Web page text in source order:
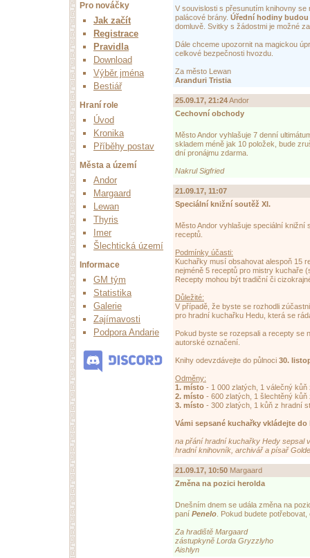
Pro nováčky
Jak začít
Registrace
Pravidla
Download
Výběr jména
Bestiář
Hraní role
Úvod
Kronika
Příběhy postav
Města a území
Andor
Margaard
Lewan
Thyris
Imer
Šlechtická území
Informace
GM tým
Statistika
Galerie
Zajímavosti
Podpora Andarie
V souvislosti s přesunutím knihovny se
palácové brány. Úřední hodiny
domluvě. Svitky s žádostmi je možné
Dále chceme upozornit na magickou
celkové bezpečnosti hvozdu.
Za město Lewan
Aranduri Tristia
25.09.17, 21:24Andor
Cechovní obchody
Město Andor vyhlašuje 7 denní
skladem méně jak 10 položek, bude
dní pronájmu zdarma.
Nakrul Sigfried
21.09.17, 11:07
Speciální knižní soutěž XI.
Město Andor vyhlašuje speciální knižní
receptů.
Podmínky účasti:
Kuchařky musí obsahovat alespoň 15
nejméně 5 receptů pro mistry kuchaře
Recepty mohou být tradiční či
Důležité:
V případě, že byste se rozhodli
pro hradní kuchařku Hedu, která se
Pokud byste se rozepsali a recepty se
autorské označení.
Knihy odevzdávejte do půlnoci 30.
Odměny:
1. místo - 1 000 zlatých, 1 válečný
2. místo - 600 zlatých, 1 šlechtěný
3. místo - 300 zlatých, 1 kůň z hradní
Vámi sepsané kuchařky vkládejte
na přání hradní kuchařky Hedy sepsal
hradní knihovník, archivář a písař
21.09.17, 10:50 Margaard
Změna na pozici herolda
Dnešním dnem se udála změna na
paní Penelo . Pokud budete
Za hradiště Margaard
zástupkyně Lorda Gryzzlyho
Aishlyn